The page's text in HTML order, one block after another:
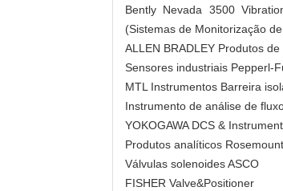
Bently Nevada 3500
(Sistemas de Monitorização
ALLEN BRADLEY Produtos
Sensores industriais Pepperl-
MTL Instrumentos Barreira
Instrumento de análise de
YOKOGAWA DCS &
Produtos analíticos Rosemount
Válvulas solenoides ASCO
FISHER Valve&Positioner